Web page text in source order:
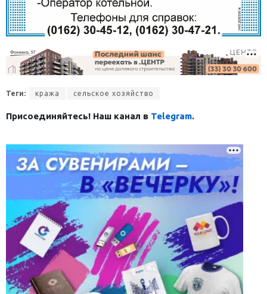
Теги: кража сельское хозяйство
Присоединяйтесь! Наш канал в Telegram.